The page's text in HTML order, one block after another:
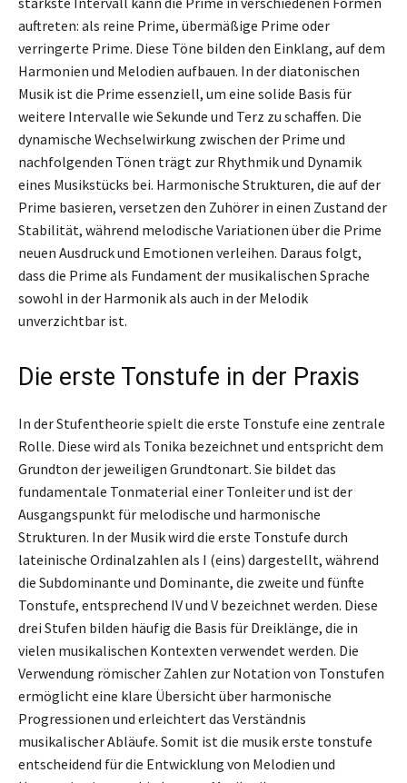
auftreten: als reine Prime, übermäßige Prime oder
verringerte Prime. Diese Töne bilden den Einklang, auf dem
Harmonien und Melodien aufbauen. In der diatonischen
Musik ist die Prime essenziell, um eine solide Basis für
weitere Intervalle wie Sekunde und Terz zu schaffen. Die
dynamische Wechselwirkung zwischen der Prime und
nachfolgenden Tönen trägt zur Rhythmik und Dynamik
eines Musikstücks bei. Harmonische Strukturen, die auf der
Prime basieren, versetzen den Zuhörer in einen Zustand der
Stabilität, während melodische Variationen über die Prime
neuen Ausdruck und Emotionen verleihen. Daraus folgt,
dass die Prime als Fundament der musikalischen Sprache
sowohl in der Harmonik als auch in der Melodik
unverzichtbar ist.
Die erste Tonstufe in der Praxis
In der Stufentheorie spielt die erste Tonstufe eine zentrale
Rolle. Diese wird als Tonika bezeichnet und entspricht dem
Grundton der jeweiligen Grundtonart. Sie bildet das
fundamentale Tonmaterial einer Tonleiter und ist der
Ausgangspunkt für melodische und harmonische
Strukturen. In der Musik wird die erste Tonstufe durch
lateinische Ordinalzahlen als I (eins) dargestellt, während
die Subdominante und Dominante, die zweite und fünfte
Tonstufe, entsprechend IV und V bezeichnet werden. Diese
drei Stufen bilden häufig die Basis für Dreiklänge, die in
vielen musikalischen Kontexten verwendet werden. Die
Verwendung römischer Zahlen zur Notation von Tonstufen
ermöglicht eine klare Übersicht über harmonische
Progressionen und erleichtert das Verständnis
musikalischer Abläufe. Somit ist die musik erste tonstufe
entscheidend für die Entwicklung von Melodien und